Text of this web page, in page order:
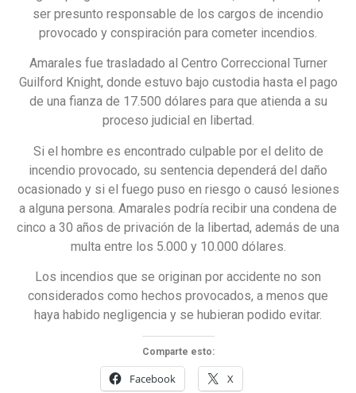
ser presunto responsable de los cargos de incendio
provocado y conspiración para cometer incendios.
Amarales fue trasladado al Centro Correccional Turner
Guilford Knight, donde estuvo bajo custodia hasta el pago
de una fianza de 17.500 dólares para que atienda a su
proceso judicial en libertad.
Si el hombre es encontrado culpable por el delito de
incendio provocado, su sentencia dependerá del daño
ocasionado y si el fuego puso en riesgo o causó lesiones
a alguna persona. Amarales podría recibir una condena de
cinco a 30 años de privación de la libertad, además de una
multa entre los 5.000 y 10.000 dólares.
Los incendios que se originan por accidente no son
considerados como hechos provocados, a menos que
haya habido negligencia y se hubieran podido evitar.
Comparte esto:
Facebook X